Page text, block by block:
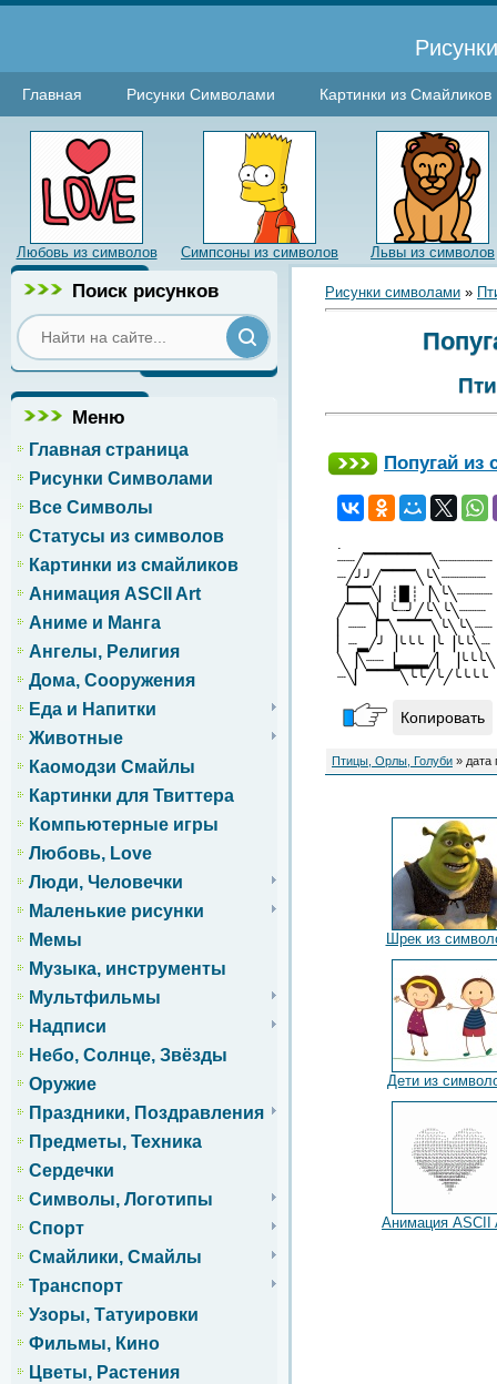
Главная Рисунки Символами Картинки из Смайликов
Любовь из символов Симпсоны из символов Львы из символов
Поиск рисунков
Меню
Главная страница
Рисунки Символами
Все Символы
Статусы из символов
Картинки из смайликов
Анимация ASCII Art
Аниме и Манга
Ангелы, Религия
Дома, Сооружения
Еда и Напитки
Животные
Каомодзи Смайлы
Картинки для Твиттера
Компьютерные игры
Любовь, Love
Люди, Человечки
Маленькие рисунки
Мемы
Музыка, инструменты
Мультфильмы
Надписи
Небо, Солнце, Звёзды
Оружие
Праздники, Поздравления
Предметы, Техника
Сердечки
Символы, Логотипы
Спорт
Смайлики, Смайлы
Транспорт
Узоры, Татуировки
Фильмы, Кино
Цветы, Растения
Рисунки символами »
Попугай из
.
┈┈╱▔▔▔▔▔▔╲┈┈┈┈┈┈
┈╱╯╯╱▔▔▔╲╰╲┈┈┈┈┈
▕▔▔╲▏┊▉┊▕╲╰╲┈┈┈┈
╱▔▔╲▏╰┈╯╱╰╲╰╲┈┈┈
▏┈┈▕▔╲▔▔▔╲╰╲╰╲┈┈
▏┈▂╱╯▕╰╰╰▕╰▕╰╰╲┈
╲▕╲┈┈▕▂▂▂╱▏▕╰╰╰╲
┈╲▏▔▔▔╲╰╰╱╰╱╰╰╰╰
Копировать
Птицы, Орлы, Голуби » дата
Шрек из
Дети из
Анимация ASCII